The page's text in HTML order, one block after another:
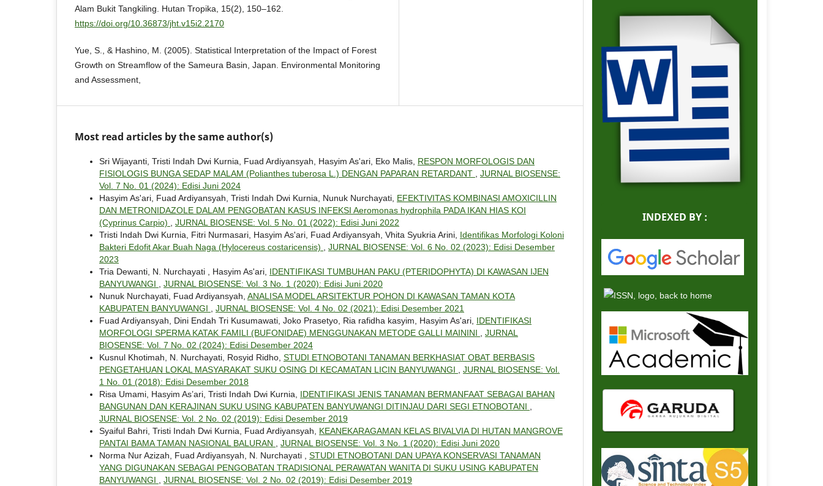
Alam Bukit Tangkiling. Hutan Tropika, 15(2), 150–162.
https://doi.org/10.36873/jht.v15i2.2170
Yue, S., & Hashino, M. (2005). Statistical Interpretation of the Impact of Forest
Growth on Streamflow of the Sameura Basin, Japan. Environmental Monitoring
and Assessment,
Most read articles by the same author(s)
Sri Wijayanti, Tristi Indah Dwi Kurnia, Fuad Ardiyansyah, Hasyim As'ari, Eko Malis, RESPON MORFOLOGIS DAN
FISIOLOGIS BUNGA SEDAP MALAM (Polianthes tuberosa L.) DENGAN PAPARAN RETARDANT
JURNAL BIOSENSE:
Vol. 7 No. 01 (2024): Edisi Juni 2024
Hasyim As'ari, Fuad Ardiyansyah, Tristi Indah Dwi Kurnia, Nunuk Nurchayati, EFEKTIVITAS KOMBINASI AMOXICILLIN
DAN METRONIDAZOLE DALAM PENGOBATAN KASUS INFEKSI Aeromonas hydrophila PADA IKAN HIAS KOI
(Cyprinus Carpio)
JURNAL BIOSENSE: Vol. 5 No. 01 (2022): Edisi Juni 2022
Tristi Indah Dwi Kurnia, Fitri Nurmasari, Hasyim As'ari, Fuad Ardiyansyah, Vhita Syukria Arini, Identifikas Morfologi Koloni
Bakteri Edofit Akar Buah Naga (Hylocereus costaricensis)
JURNAL BIOSENSE: Vol. 6 No. 02 (2023): Edisi Desember
2023
Tria Dewanti, N. Nurchayati , Hasyim As'ari, IDENTIFIKASI TUMBUHAN PAKU (PTERIDOPHYTA) DI KAWASAN IJEN
BANYUWANGI
JURNAL BIOSENSE: Vol. 3 No. 1 (2020): Edisi Juni 2020
Nunuk Nurchayati, Fuad Ardiyansyah, ANALISA MODEL ARSITEKTUR POHON DI KAWASAN TAMAN KOTA
KABUPATEN BANYUWANGI
JURNAL BIOSENSE: Vol. 4 No. 02 (2021): Edisi Desember 2021
Fuad Ardiyansyah, Dini Endah Tri Kusumawati, Joko Prasetyo, Ria rafidha kasyim, Hasyim As'ari, IDENTIFIKASI
MORFOLOGI SPERMA KATAK FAMILI (BUFONIDAE) MENGGUNAKAN METODE GALLI MAININI
JURNAL
BIOSENSE: Vol. 7 No. 02 (2024): Edisi Desember 2024
Kusnul Khotimah, N. Nurchayati, Rosyid Ridho, STUDI ETNOBOTANI TANAMAN BERKHASIAT OBAT BERBASIS
PENGETAHUAN LOKAL MASYARAKAT SUKU OSING DI KECAMATAN LICIN BANYUWANGI
JURNAL BIOSENSE: Vol.
1 No. 01 (2018): Edisi Desember 2018
Risa Umami, Hasyim As’ari, Tristi Indah Dwi Kurnia, IDENTIFIKASI JENIS TANAMAN BERMANFAAT SEBAGAI BAHAN
BANGUNAN DAN KERAJINAN SUKU USING KABUPATEN BANYUWANGI DITINJAU DARI SEGI ETNOBOTANI
JURNAL BIOSENSE: Vol. 2 No. 02 (2019): Edisi Desember 2019
Syaiful Bahri, Tristi Indah Dwi Kurnia, Fuad Ardiyansyah, KEANEKARAGAMAN KELAS BIVALVIA DI HUTAN MANGROVE
PANTAI BAMA TAMAN NASIONAL BALURAN
JURNAL BIOSENSE: Vol. 3 No. 1 (2020): Edisi Juni 2020
Norma Nur Azizah, Fuad Ardiyansyah, N. Nurchayati , STUDI ETNOBOTANI DAN UPAYA KONSERVASI TANAMAN
YANG DIGUNAKAN SEBAGAI PENGOBATAN TRADISIONAL PERAWATAN WANITA DI SUKU USING KABUPATEN
BANYUWANGI
JURNAL BIOSENSE: Vol. 2 No. 02 (2019): Edisi Desember 2019
INDEXED BY :